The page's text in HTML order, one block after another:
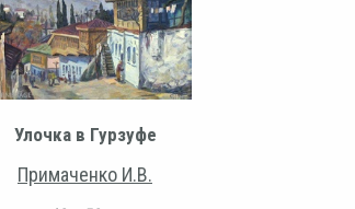
Улочка в Гурзуфе
Примаченко И.В.